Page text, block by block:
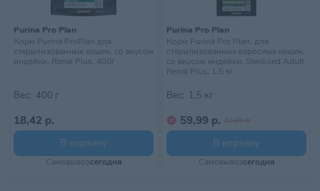
Purina Pro Plan
Корм Purina ProPlan для
стерилизованных кошек, со вкусом
индейки, Renal Plus, 400г
Вес: 400 г
18,42 р.
В корзину
Самовывозсегодня
Purina Pro Plan
Корм Purina Pro Plan, для
стерилизованных взрослых кошек,
со вкусом индейки, Sterilised Adult
Renal Plus, 1,5 кг
Вес: 1,5 кг
59,99 р. 67,99 р.
В корзину
Самовывозсегодня